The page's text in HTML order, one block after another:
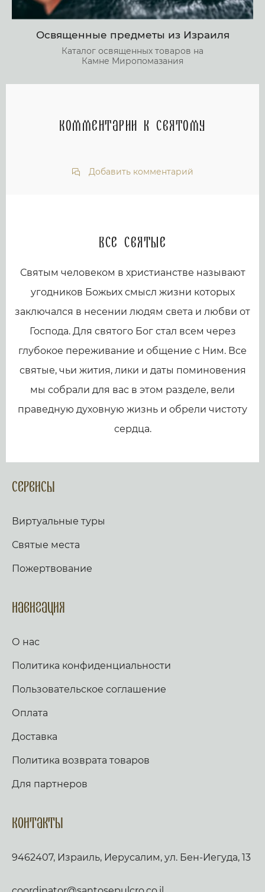
Освященные предметы из Израиля
Каталог освященных товаров на
Камне Миропомазания
Комментарии к святому
Добавить комментарий
Все святые
Святым человеком в христианстве называют
угодников Божьих смысл жизни которых
заключался в несении людям света и любви от
Господа. Для святого Бог стал всем через
глубокое переживание и общение с Ним. Все
святые, чьи жития, лики и даты поминовения
мы собрали для вас в этом разделе, вели
праведную духовную жизнь и обрели чистоту
сердца.
Сервисы
Виртуальные туры
Святые места
Пожертвование
Навигация
О нас
Политика конфиденциальности
Пользовательское соглашение
Оплата
Доставка
Политика возврата товаров
Для партнеров
Контакты
9462407, Израиль, Иерусалим, ул. Бен-Иегуда, 13